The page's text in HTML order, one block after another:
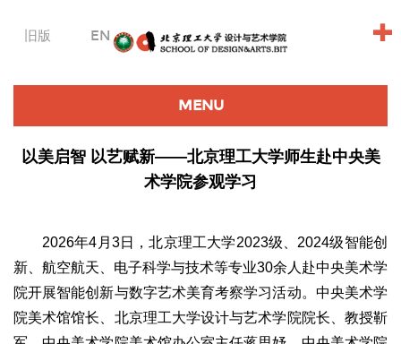
旧版 EN +
MENU
以美启智 以艺赋新——北京理工大学师生赴中央美
术学院参观学习
2026年4月3日，北京理工大学2023级、2024级智能创
新、航空航天、电子科学与技术等专业30余人赴中央美术学
院开展智能创新与数字艺术美育考察学习活动。中央美术学
院美术馆馆长、北京理工大学设计与艺术学院院长、教授靳